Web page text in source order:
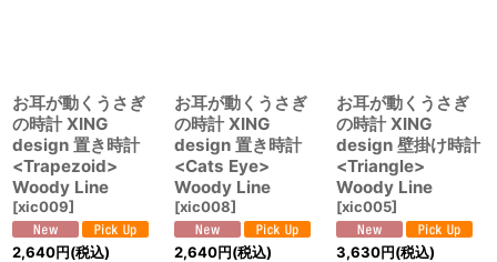
お耳が動くうさぎ
の時計 XING
design 置き時計
<Trapezoid>
Woody Line
[xic009]
2,640円(税込)
お耳が動くうさぎ
の時計 XING
design 置き時計
<Cats Eye>
Woody Line
[xic008]
2,640円(税込)
お耳が動くうさぎ
の時計 XING
design 壁掛け時計
<Triangle>
Woody Line
[xic005]
3,630円(税込)